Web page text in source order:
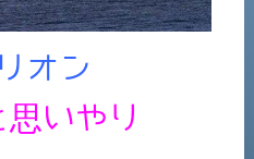
オン
いやり